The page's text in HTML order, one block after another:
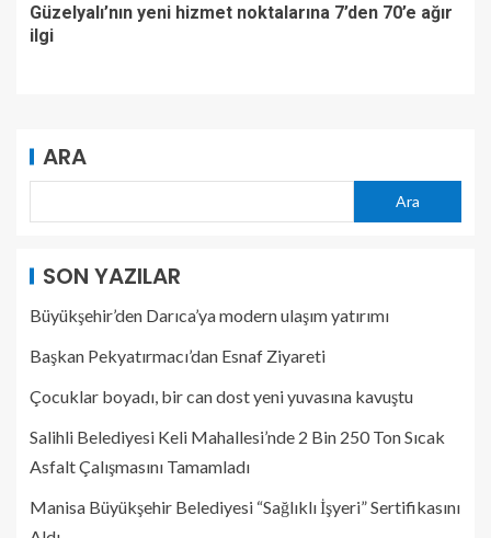
Güzelyalı’nın yeni hizmet noktalarına 7’den 70’e ağır
ilgi
ARA
Ara
SON YAZILAR
Büyükşehir’den Darıca’ya modern ulaşım yatırımı
Başkan Pekyatırmacı’dan Esnaf Ziyareti
Çocuklar boyadı, bir can dost yeni yuvasına kavuştu
Salihli Belediyesi Keli Mahallesi’nde 2 Bin 250 Ton Sıcak
Asfalt Çalışmasını Tamamladı
Manisa Büyükşehir Belediyesi “Sağlıklı İşyeri” Sertifikasını